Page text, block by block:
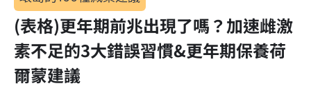
(表格)更年期前兆出現了嗎？加速雌激
素不足的3大錯誤習慣&更年期保養荷
爾蒙建議